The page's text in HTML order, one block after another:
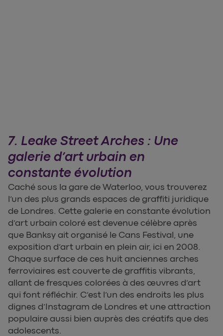
7. Leake Street Arches : Une
galerie d’art urbain en
constante évolution
Caché sous la gare de Waterloo, vous trouverez
l’un des plus grands espaces de graffiti juridique
de Londres. Cette galerie en constante évolution
d’art urbain coloré est devenue célèbre après
que Banksy ait organisé le Cans Festival, une
exposition d’art urbain en plein air, ici en 2008.
Chaque surface de ces huit anciennes arches
ferroviaires est couverte de graffitis vibrants,
allant de fresques colorées à des œuvres d’art
qui font réfléchir. C’est l’un des endroits les plus
dignes d’Instagram de Londres et une attraction
populaire aussi bien auprès des créatifs que des
adolescents.